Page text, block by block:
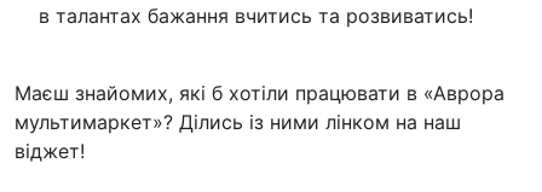
в талантах бажання вчитись та розвиватись!
Маєш знайомих, які б хотіли працювати в «Аврора
мультимаркет»? Ділись із ними лінком на наш
віджет!